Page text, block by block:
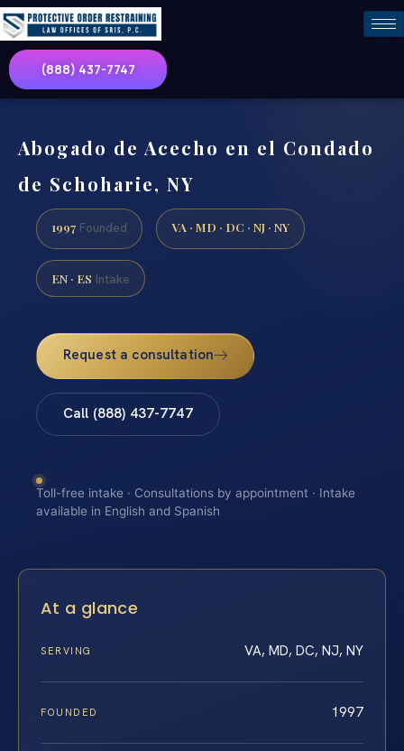
(888) 437-7747
Abogado de Acecho en el Condado
de Schoharie, NY
1997 Founded VA · MD · DC · NJ · NY
EN · ES Intake
Request a consultation
Call (888) 437-7747
Toll-free intake · Consultations by appointment · Intake
available in English and Spanish
At a glance
SERVING VA, MD, DC, NJ, NY
FOUNDED 1997